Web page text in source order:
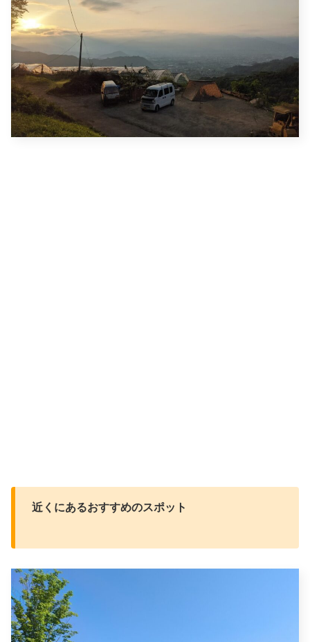
近くにあるおすすめのスポット